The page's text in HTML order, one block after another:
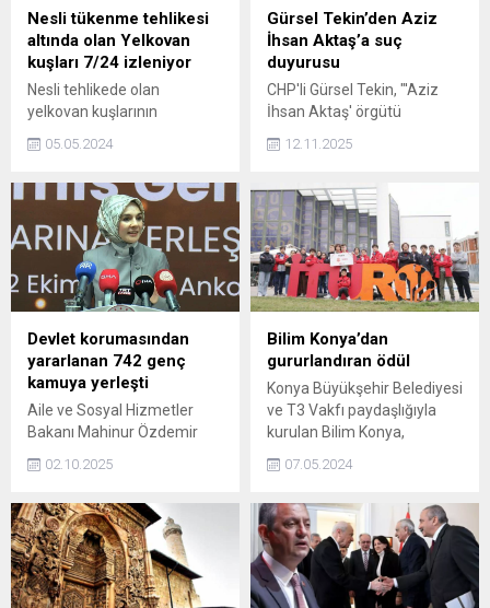
Nesli tükenme tehlikesi
altında olan Yelkovan
kuşları 7/24 izleniyor
Nesli tehlikede olan
yelkovan kuşlarının
akademisyenler, İstanbul
kuşu, uzun uğraşlar sonucu
sırtlarına taktıkları uydu
cihazlarıyla 24 saat takip
05.05.2024
Gürsel Tekin’den Aziz
İhsan Aktaş’a suç
duyurusu
CHP'li Gürsel Tekin, "'Aziz
İhsan Aktaş' örgütü
partimizin adını, gerekse
isimlerini zikrederek çok
olumsuz cümleler
kullanmıştır. Bu şahıs ile ilgili
suç duyurusunda
bulunuyoruz" dedi.
12.11.2025
Devlet korumasından
yararlanan 742 genç
kamuya yerleşti
Aile ve Sosyal Hizmetler
Bakanı Mahinur Özdemir
yararlanan 742 gencin kamu
kurayla gerçekleştirildi.
Göktaş, Bugüne kadar
toplam 64 bin 817
gencimizin kamuya
02.10.2025
Bilim Konya’dan
gururlandıran ödül
Konya Büyükşehir Belediyesi
ve T3 Vakfı paydaşlığıyla
kurulan Bilim Konya,
kategorisinde sergilediği
Hakem Özel Ödülüne layık
görüldü.
07.05.2024